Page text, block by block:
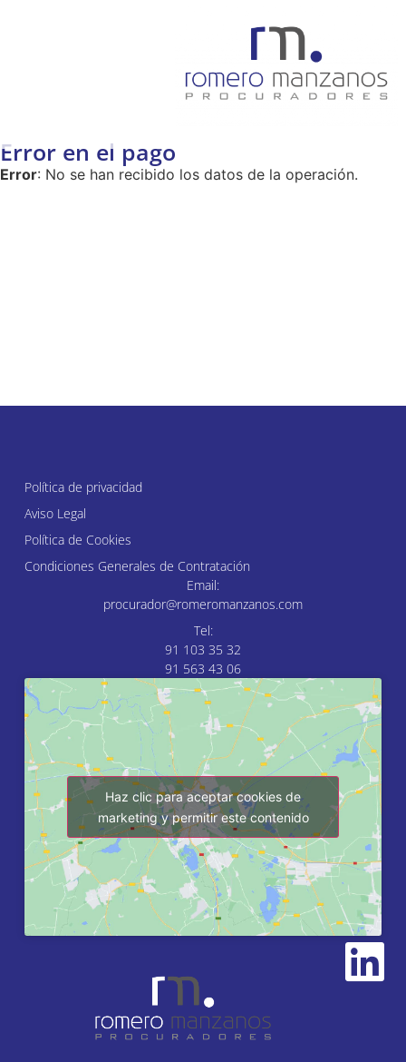
Error en el pago
Error: No se han recibido los datos de la operación.
Política de privacidad
Aviso Legal
Política de Cookies
Condiciones Generales de Contratación
Email:
procurador@romeromanzanos.com
Tel:
91 103 35 32
91 563 43 06
Haz clic para aceptar cookies de
marketing y permitir este contenido